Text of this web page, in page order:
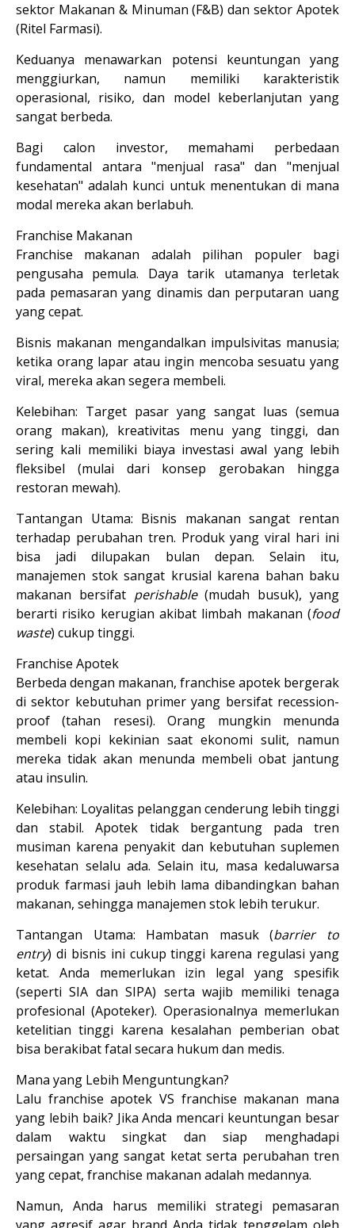
sektor Makanan & Minuman (F&B) dan sektor Apotek
(Ritel Farmasi).
Keduanya menawarkan potensi keuntungan yang
menggiurkan, namun memiliki karakteristik
operasional, risiko, dan model keberlanjutan yang
sangat berbeda.
Bagi calon investor, memahami perbedaan
fundamental antara "menjual rasa" dan "menjual
kesehatan" adalah kunci untuk menentukan di mana
modal mereka akan berlabuh.
Franchise Makanan
Franchise makanan adalah pilihan populer bagi
pengusaha pemula. Daya tarik utamanya terletak
pada pemasaran yang dinamis dan perputaran uang
yang cepat.
Bisnis makanan mengandalkan impulsivitas manusia;
ketika orang lapar atau ingin mencoba sesuatu yang
viral, mereka akan segera membeli.
Kelebihan: Target pasar yang sangat luas (semua
orang makan), kreativitas menu yang tinggi, dan
sering kali memiliki biaya investasi awal yang lebih
fleksibel (mulai dari konsep gerobakan hingga
restoran mewah).
Tantangan Utama: Bisnis makanan sangat rentan
terhadap perubahan tren. Produk yang viral hari ini
bisa jadi dilupakan bulan depan. Selain itu,
manajemen stok sangat krusial karena bahan baku
makanan bersifat perishable (mudah busuk), yang
berarti risiko kerugian akibat limbah makanan (food
waste) cukup tinggi.
Franchise Apotek
Berbeda dengan makanan, franchise apotek bergerak
di sektor kebutuhan primer yang bersifat recession-
proof (tahan resesi). Orang mungkin menunda
membeli kopi kekinian saat ekonomi sulit, namun
mereka tidak akan menunda membeli obat jantung
atau insulin.
Kelebihan: Loyalitas pelanggan cenderung lebih tinggi
dan stabil. Apotek tidak bergantung pada tren
musiman karena penyakit dan kebutuhan suplemen
kesehatan selalu ada. Selain itu, masa kedaluwarsa
produk farmasi jauh lebih lama dibandingkan bahan
makanan, sehingga manajemen stok lebih terukur.
Tantangan Utama: Hambatan masuk (barrier to
entry) di bisnis ini cukup tinggi karena regulasi yang
ketat. Anda memerlukan izin legal yang spesifik
(seperti SIA dan SIPA) serta wajib memiliki tenaga
profesional (Apoteker). Operasionalnya memerlukan
ketelitian tinggi karena kesalahan pemberian obat
bisa berakibat fatal secara hukum dan medis.
Mana yang Lebih Menguntungkan?
Lalu franchise apotek VS franchise makanan mana
yang lebih baik? Jika Anda mencari keuntungan besar
dalam waktu singkat dan siap menghadapi
persaingan yang sangat ketat serta perubahan tren
yang cepat, franchise makanan adalah medannya.
Namun, Anda harus memiliki strategi pemasaran